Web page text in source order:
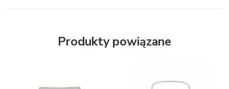
Produkty powiązane